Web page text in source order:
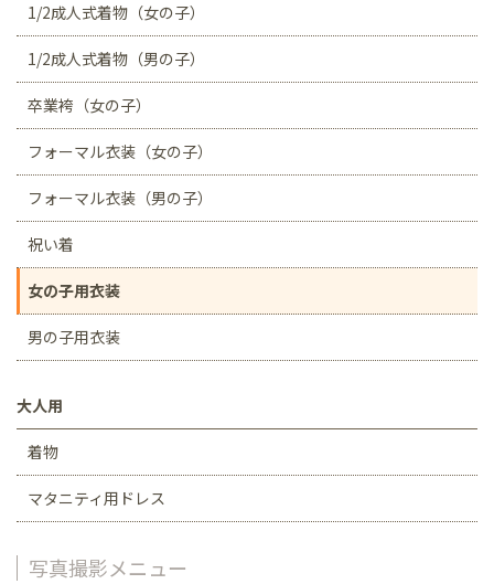
1/2成人式着物（女の子）
1/2成人式着物（男の子）
卒業袴（女の子）
フォーマル衣装（女の子）
フォーマル衣装（男の子）
祝い着
女の子用衣装
男の子用衣装
大人用
着物
マタニティ用ドレス
写真撮影メニュー